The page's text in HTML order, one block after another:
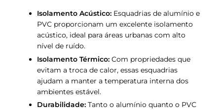
Isolamento Acústico: Esquadrias de alumínio e
PVC proporcionam um excelente isolamento
acústico, ideal para áreas urbanas com alto
nível de ruído.
Isolamento Térmico: Com propriedades que
evitam a troca de calor, essas esquadrias
ajudam a manter a temperatura interna dos
ambientes estável.
Durabilidade: Tanto o alumínio quanto o PVC